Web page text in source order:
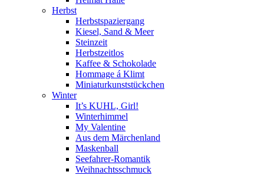
Herbst
Herbstspaziergang
Kiesel, Sand & Meer
Steinzeit
Herbstzeitlos
Kaffee & Schokolade
Hommage á Klimt
Miniaturkunststückchen
Winter
It’s KUHL, Girl!
Winterhimmel
My Valentine
Aus dem Märchenland
Maskenball
Seefahrer-Romantik
Weihnachtsschmuck